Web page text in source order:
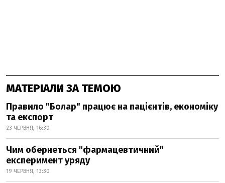
МАТЕРІАЛИ ЗА ТЕМОЮ
Правило "Болар" працює на пацієнтів, економіку
та експорт
23 ЧЕРВНЯ, 16:30
Чим обернеться "фармацевтичний"
експеримент уряду
19 ЧЕРВНЯ, 13:30